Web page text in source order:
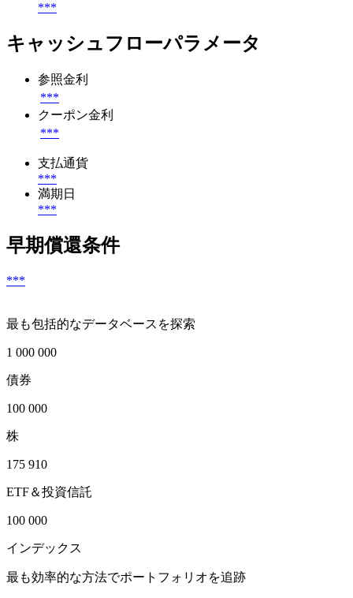
***
キャッシュフローパラメータ
参照金利
***
クーポン金利
***
支払通貨
***
満期日
***
早期償還条件
***
最も包括的なデータベースを探索
1 000 000
債券
100 000
株
175 910
ETF＆投資信託
100 000
インデックス
最も効率的な方法でポートフォリオを追跡